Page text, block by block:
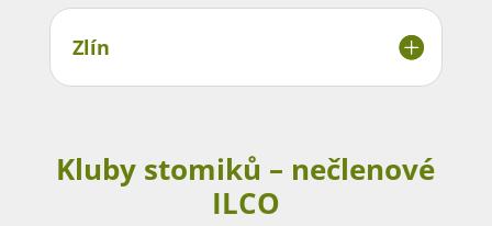
Zlín
Kluby stomiků – nečlenové
ILCO